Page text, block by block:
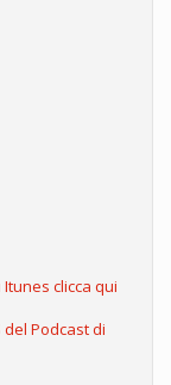
clicca qui
Podcast di